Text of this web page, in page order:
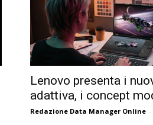
Lenovo presenta i
adattiva, i concept
Redazione Data Manager Online -